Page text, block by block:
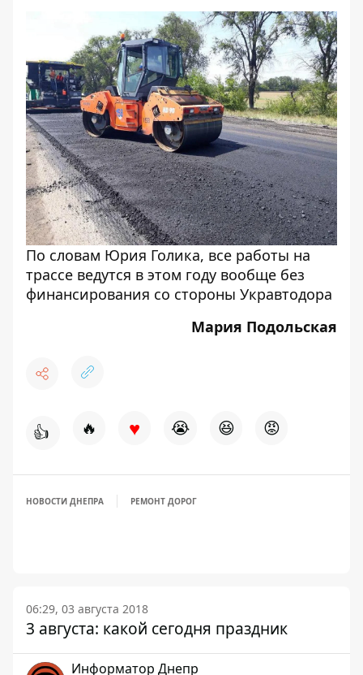
По словам Юрия Голика, все работы на
трассе ведутся в этом году вообще без
финансирования со стороны Укравтодора
Мария Подольская
👍 🔥 ♥ 😭 😆 😡
НОВОСТИ ДНЕПРА РЕМОНТ ДОРОГ
06:29, 03 августа 2018
3 августа: какой сегодня праздник
Информатор Днепр